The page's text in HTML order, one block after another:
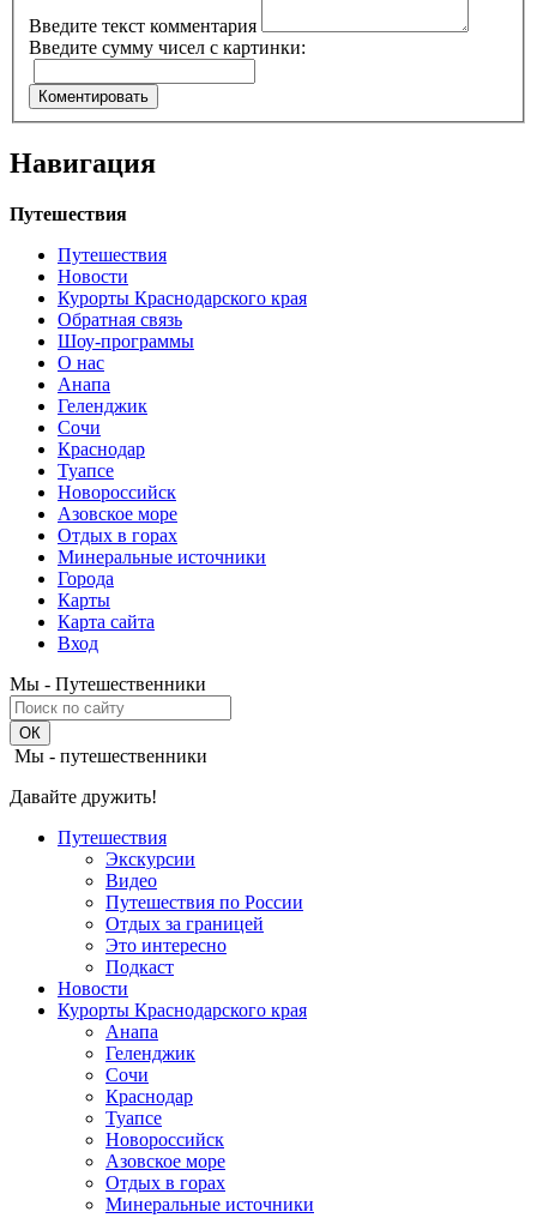
Введите текст комментария
Введите сумму чисел с картинки:
Навигация
Путешествия
Путешествия
Новости
Курорты Краснодарского края
Обратная связь
Шоу-программы
О нас
Анапа
Геленджик
Сочи
Краснодар
Туапсе
Новороссийск
Азовское море
Отдых в горах
Минеральные источники
Города
Карты
Карта сайта
Вход
Мы - Путешественники
Мы - путешественники
Давайте дружить!
Путешествия
Экскурсии
Видео
Путешествия по России
Отдых за границей
Это интересно
Подкаст
Новости
Курорты Краснодарского края
Анапа
Геленджик
Сочи
Краснодар
Туапсе
Новороссийск
Азовское море
Отдых в горах
Минеральные источники